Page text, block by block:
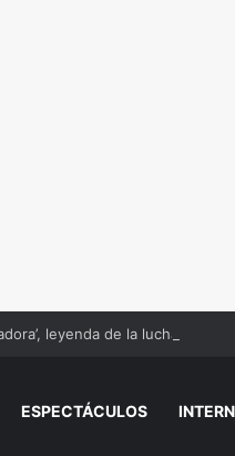
leyenda de la lucha libre
ESPECTÁCULOS